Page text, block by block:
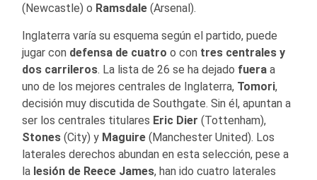
(Newcastle) o Ramsdale (Arsenal).
Inglaterra varía su esquema según el partido, puede
jugar con defensa de cuatro o con tres centrales y
dos carrileros. La lista de 26 se ha dejado fuera a
uno de los mejores centrales de Inglaterra, Tomori,
decisión muy discutida de Southgate. Sin él, apuntan a
ser los centrales titulares Eric Dier (Tottenham),
Stones (City) y Maguire (Manchester United). Los
laterales derechos abundan en esta selección, pese a
la lesión de Reece James, han ido cuatro laterales